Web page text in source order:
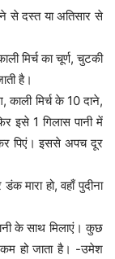
से दस्त या अतिसार से
मिर्च का चूर्ण, चुटकी
है।
काली मिर्च के 10 दाने,
इसे 1 गिलास पानी में
पिएं। इससे अपच दूर
मारा हो, वहाँ पुदीना
के साथ मिलाएं। कुछ
हो जाता है। -उमेश